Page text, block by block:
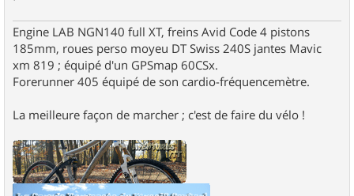
Engine LAB NGN140 full XT, freins Avid Code 4 pistons
185mm, roues perso moyeu DT Swiss 240S jantes Mavic
xm 819 ; équipé d'un GPSmap 60CSx.
Forerunner 405 équipé de son cardio-fréquencemètre.
La meilleure façon de marcher ; c'est de faire du vélo !